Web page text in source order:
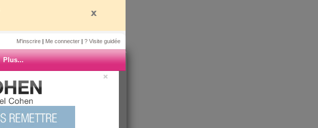
M'inscrire | Me connecter | ? Visite guidée
Plus...
×